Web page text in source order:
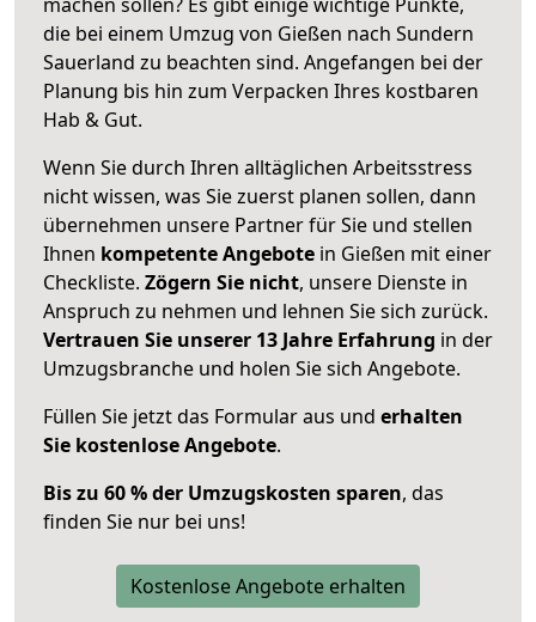
die bei einem Umzug von Gießen nach Sundern
Sauerland zu beachten sind. Angefangen bei der
Planung bis hin zum Verpacken Ihres kostbaren
Hab & Gut.
Wenn Sie durch Ihren alltäglichen Arbeitsstress
nicht wissen, was Sie zuerst planen sollen, dann
übernehmen unsere Partner für Sie und stellen
Ihnen kompetente Angebote in Gießen mit einer
Checkliste. Zögern Sie nicht, unsere Dienste in
Anspruch zu nehmen und lehnen Sie sich zurück.
Vertrauen Sie unserer 13 Jahre Erfahrung in der
Umzugsbranche und holen Sie sich Angebote.
Füllen Sie jetzt das Formular aus und erhalten
Sie kostenlose Angebote.
Bis zu 60 % der Umzugskosten sparen, das
finden Sie nur bei uns!
Kostenlose Angebote erhalten